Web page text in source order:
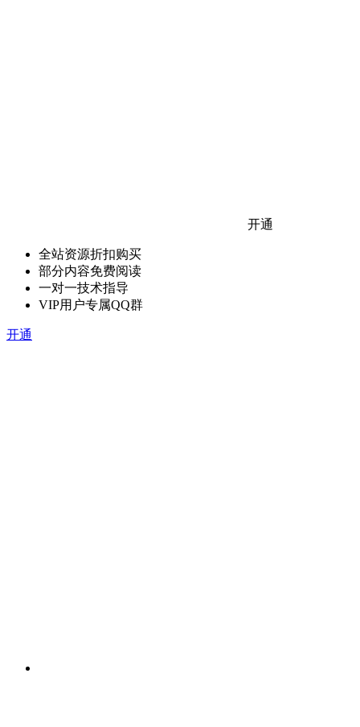
开通
全站资源折扣购买
部分内容免费阅读
一对一技术指导
VIP用户专属QQ群
开通